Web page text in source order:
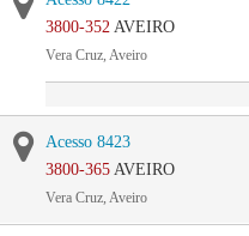
3800-352 AVEIRO
Vera Cruz, Aveiro
Acesso 8423
3800-365 AVEIRO
Vera Cruz, Aveiro